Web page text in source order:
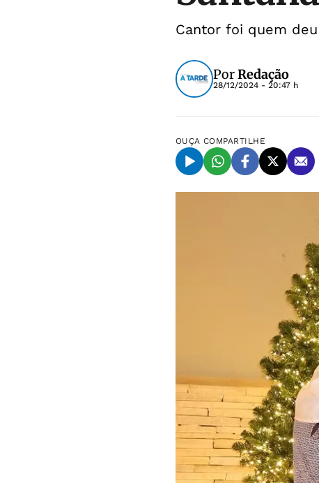
Cantor foi quem
PorRedação
28/12/2024 - 20:47 h
OUÇA COMPARTILHE